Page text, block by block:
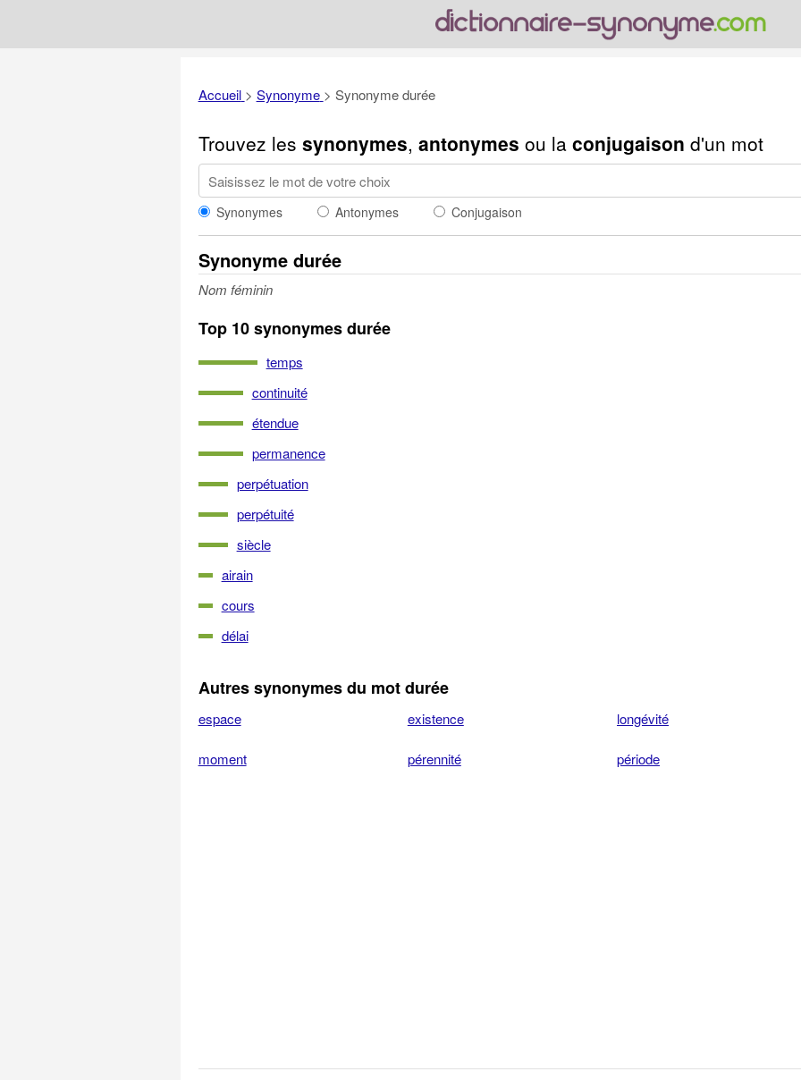
Accueil > Synonyme > Synonyme durée
Trouvez les synonymes, antonymes ou la conjugaison d'un mot
Synonymes Antonymes Conjugaison
Synonyme durée
Nom féminin
Top 10 synonymes durée
temps
continuité
étendue
permanence
perpétuation
perpétuité
siècle
airain
cours
délai
Autres synonymes du mot durée
espace existence longévité
moment pérennité période